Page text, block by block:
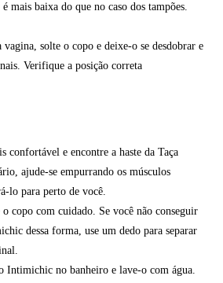
mais baixa do que no caso dos tampões.
solte o copo e deixe-o se desdobrar e
Verifique a posição correta
confortável e encontre a haste da Taça
ajude-se empurrando os músculos
lo para perto de você.
o copo com cuidado. Se você não conseguir
dessa forma, use um dedo para separar
Intimichic no banheiro e lave-o com água.